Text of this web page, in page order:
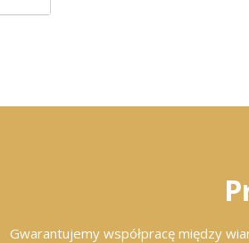
Gwarantujemy współpracę między